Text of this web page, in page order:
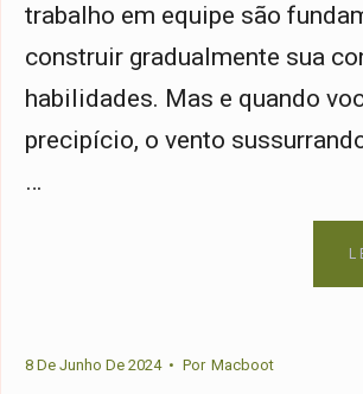
trabalho em equipe são
construir gradualmente sua
habilidades. Mas e quando
precipício, o vento
…
8 De Junho De 2024 • Por Macboot